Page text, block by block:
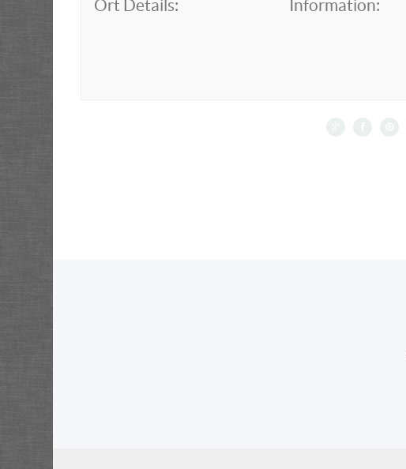
Ort Details: Information: